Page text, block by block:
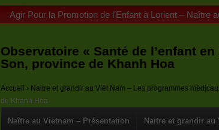
Agir Pour la Promotion de l’Enfant à Lorient – Naître
Observatoire « Santé de l’enfant
Son, province de Khanh Hoa
Accueil › Naitre et grandir au Viêt Nam – Les programmes
de Khanh Hoa
Naître au Vietnam – Présentation Naitre et grandir